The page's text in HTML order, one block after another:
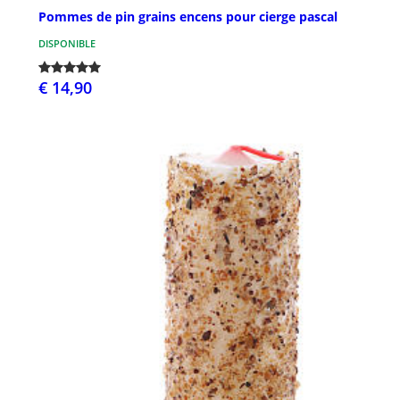
Pommes de pin grains encens pour cierge pascal
DISPONIBLE
€ 14,90